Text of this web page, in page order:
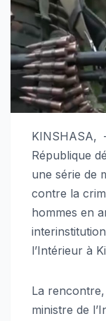
KINSHASA,
République
une série de
contre la
hommes en
l’Intérieur à
La
ministre de